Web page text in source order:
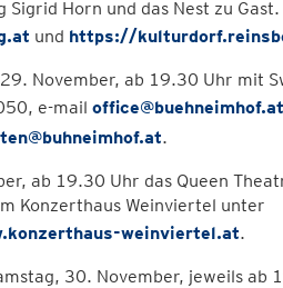
Horn und das Nest zu
und https://
November, ab 19.30 Uhr mit
e-mail office@buehneimhof.at
.
ab 19.30 Uhr das Queen
Konzerthaus Weinviertel unter
weinviertel.at.
30. November, jeweils ab